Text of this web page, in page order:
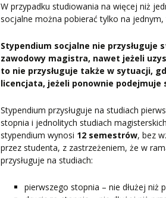
W przypadku studiowania na więcej niż
socjalne można pobierać tylko na jednym,
Stypendium socjalne nie
zawodowy magistra, nawet jeżeli
to nie przysługuje także w sytuacji,
licencjata, jeżeli ponownie
Stypendium przysługuje na studiach
stopnia i jednolitych studiach
stypendium wynosi 12 semestrów, bez
przez studenta, z zastrzeżeniem, że w
przysługuje na studiach:
pierwszego stopnia – nie dłużej niż